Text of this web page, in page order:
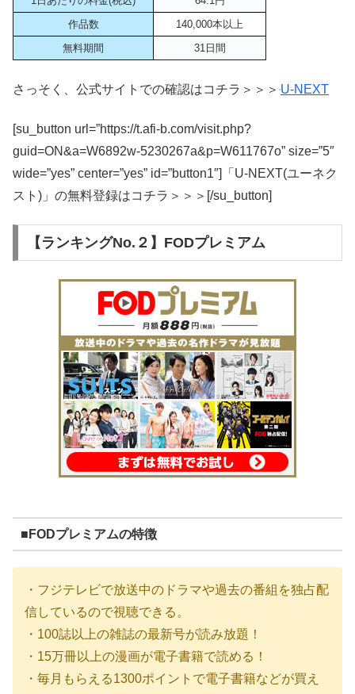
作品数
140,000本以上
無料期間
31日間
さっそく、公式サイトでの確認はコチラ＞＞＞ U-NEXT
[su_button url=”https://t.afi-b.com/visit.php?
guid=ON&a=W6892w-5230267a&p=W611767o” size=”5″
wide=”yes” center=”yes” id=”button1″]「U-NEXT(ユーネク
スト)」の無料登録はコチラ＞＞＞[/su_button]
【ランキングNo.２】FODプレミアム
■FODプレミアムの特徴
・フジテレビで放送中のドラマや過去の番組を独占配
信しているので視聴できる。
・100誌以上の雑誌の最新号が読み放題！
・15万冊以上の漫画が電子書籍で読める！
・毎月もらえる1300ポイントで電子書籍などが買え